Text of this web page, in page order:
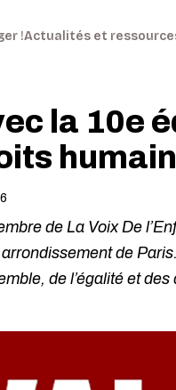
!Actualités et
la 10e
de La Voix De
de
de l’égalité et des